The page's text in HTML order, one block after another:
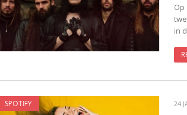
in
SPOTIFY 24